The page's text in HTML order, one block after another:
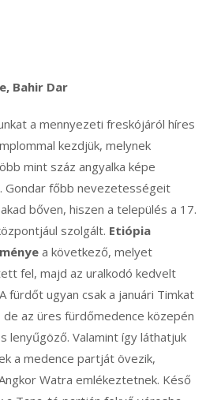
Bahir Dar
a mennyezeti freskójáról híres
kezdjük, melynek
mint száz angyalka képe
Gondar főbb nevezetességeit
bőven, hiszen a település a 17.
szolgált. Etiópia
a következő, melyet
fel, majd az uralkodó kedvelt
fürdőt ugyan csak a januári Timkat
de az üres fürdőmedence közepén
lenyűgöző. Valamint így láthatjuk
a medence partját övezik,
Watra emlékeztetnek. Késő